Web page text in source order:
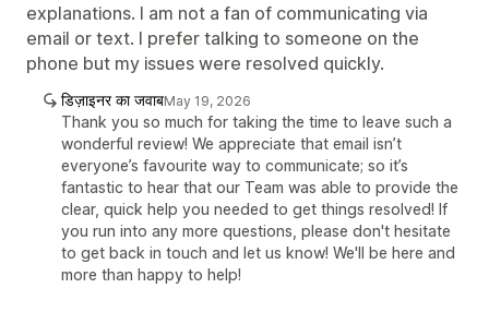
explanations. I am not a fan of communicating via
email or text. I prefer talking to someone on the
phone but my issues were resolved quickly.
डिज़ाइनर का जवाबMay 19, 2026
Thank you so much for taking the time to leave such a
wonderful review! We appreciate that email isn’t
everyone’s favourite way to communicate; so it’s
fantastic to hear that our Team was able to provide the
clear, quick help you needed to get things resolved! If
you run into any more questions, please don't hesitate
to get back in touch and let us know! We'll be here and
more than happy to help!